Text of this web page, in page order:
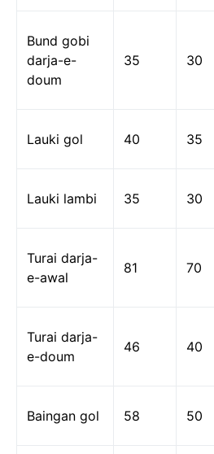
Bund gobi
darja-e-
doum
35 30
Lauki gol 40 35
Lauki lambi 35 30
Turai darja-
e-awal
81 70
Turai darja-
e-doum
46 40
Baingan gol 58 50